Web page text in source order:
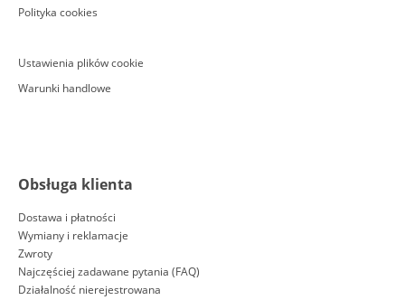
Polityka cookies
Ustawienia plików cookie
Warunki handlowe
Obsługa klienta
Dostawa i płatności
Wymiany i reklamacje
Zwroty
Najczęściej zadawane pytania (FAQ)
Działalność nierejestrowana